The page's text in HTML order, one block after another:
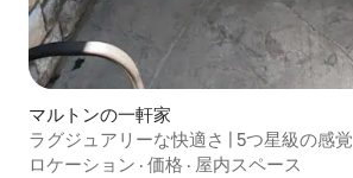
マルトンの一軒家
ラグジュアリーな快適さ | 5つ星級の感覚
ロケーション · 価格 · 屋内スペース